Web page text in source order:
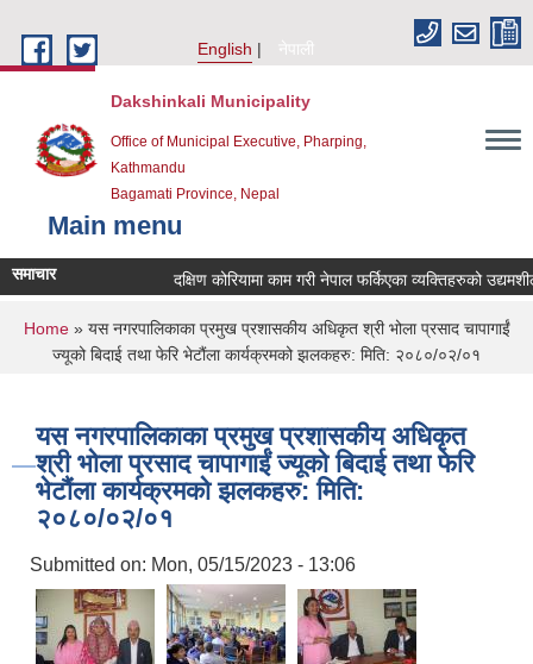
English
नेपाली
Dakshinkali Municipality
Office of Municipal Executive, Pharping,
Kathmandu
Bagamati Province, Nepal
Main menu
समाचार दक्षिण कोरियामा काम गरी नेपाल फर्किएका व्यक्तिहरुको
You are here
Home» यस नगरपालिकाका प्रमुख प्रशासकीय अधिकृत श्री भोला प्रसाद चापागाईं
ज्यूको बिदाई तथा फेरि भेटौंला कार्यक्रमको झलकहरु: मिति: २०८०/०२/०१
यस नगरपालिकाका प्रमुख प्रशासकीय अधिकृत
श्री भोला प्रसाद चापागाईं ज्यूको बिदाई तथा फेरि
भेटौंला कार्यक्रमको झलकहरु: मिति:
२०८०/०२/०१
Submitted on: Mon, 05/15/2023 - 13:06